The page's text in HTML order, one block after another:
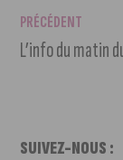
PRÉCÉDENT
SUIVEZ-NOUS :